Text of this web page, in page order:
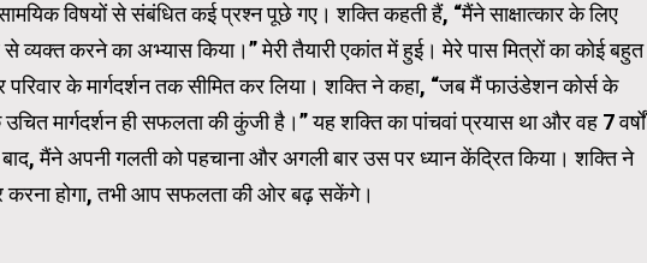
विषयों से संबंधित कई प्रश्न पूछे गए। शक्ति कहती हैं, “मैंने साक्षात्कार के लिए
करने का अभ्यास किया।” मेरी तैयारी एकांत में हुई। मेरे पास मित्रों का कोई बहुत
के मार्गदर्शन तक सीमित कर लिया। शक्ति ने कहा, “जब मैं फाउंडेशन कोर्स के
मार्गदर्शन ही सफलता की कुंजी है।” यह शक्ति का पांचवां प्रयास था और वह 7 वर्षों
मैंने अपनी गलती को पहचाना और अगली बार उस पर ध्यान केंद्रित किया। शक्ति ने
करना होगा, तभी आप सफलता की ओर बढ़ सकेंगे।